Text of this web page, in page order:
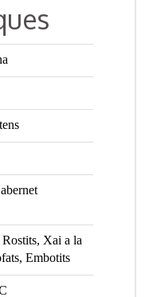
Xai a la
Embotits